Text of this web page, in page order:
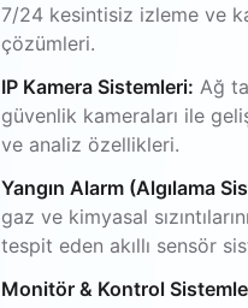
7/24 kesintisiz izleme ve
çözümleri.
IP Kamera Sistemleri: Ağ
güvenlik kameraları ile
ve analiz özellikleri.
Yangın Alarm (Algılama
gaz ve kimyasal
tespit eden akıllı sensör
Monitör & Kontrol